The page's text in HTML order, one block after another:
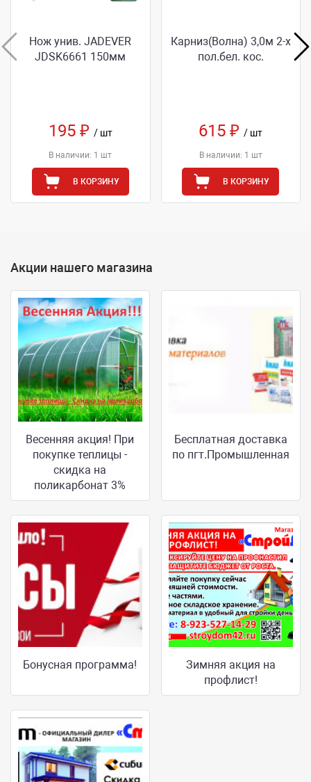
Нож унив. JADEVER
JDSK6661 150мм
195 ₽ / шт
В наличии: 1 шт
В КОРЗИНУ
Карниз(Волна) 3,0м 2-х
пол.бел. кос.
615 ₽/ шт
В наличии: 1 шт
В КОРЗИНУ
Акции нашего магазина
Весенняя акция! При
покупке теплицы -
скидка на
поликарбонат 3%
Бесплатная доставка
по пгт.Промышленная
Бонусная программа!
Зимняя акция на
профлист!